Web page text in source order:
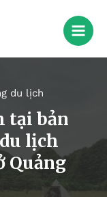
du lịch
tại bản
lịch
Quảng